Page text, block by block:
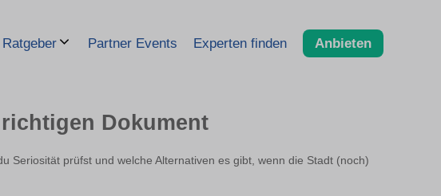
Ratgeber Partner Events Experten finden Anbieten
Dokument
Seriosität prüfst und welche Alternativen es gibt, wenn die Stadt (noch)